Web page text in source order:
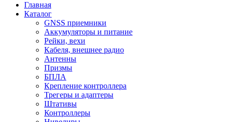
Главная
Каталог
GNSS приемники
Аккумуляторы и питание
Рейки, вехи
Кабеля, внешнее радио
Антенны
Призмы
БПЛА
Крепление контроллера
Трегеры и адаптеры
Штативы
Контроллеры